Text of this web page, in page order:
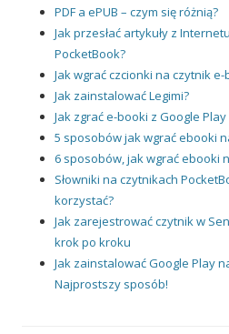
PDF a ePUB – czym się różnią?
Jak przesłać artykuły z
PocketBook?
Jak wgrać czcionki na czytnik
Jak zainstalować Legimi?
Jak zgrać e-booki z Google
5 sposobów jak wgrać ebooki
6 sposobów, jak wgrać ebooki
Słowniki na czytnikach
korzystać?
Jak zarejestrować czytnik w
krok po kroku
Jak zainstalować Google Play
Najprostszy sposób!